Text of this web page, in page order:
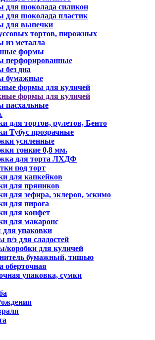
шоколада силикон
шоколада пластик
для выпечки
тортов, пирожных
металла
формы
перфорированные
дна
бумажные
формы для куличей
формы для куличей
пасхальные
для тортов, рулетов, Бенто
Тубус прозрачные
усиленные
тонкие 0,8 мм.
для торта ЛХДФ
под торт
для капкейков
для пряников
для зефира, эклеров, эскимо
для пирога
для конфет
для макаронс
упаковки
п/э для сладостей
коробки для куличей
бумажный, тишью
оберточная
упаковка, сумки